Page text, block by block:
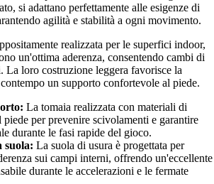
si adattano perfettamente alle esigenze di
agilità e stabilità a ogni movimento.
realizzata per le superfici indoor,
un'ottima aderenza, consentendo cambi di
La loro costruzione leggera favorisce la
un supporto confortevole al piede.
La tomaia realizzata con materiali di
per prevenire scivolamenti e garantire
durante le fasi rapide del gioco.
suola: La suola di usura è progettata per
sui campi interni, offrendo un'eccellente
durante le accelerazioni e le fermate